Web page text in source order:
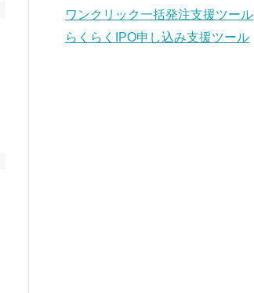
ワンクリック一括発注支援ツール
らくらくIPO申し込み支援ツール